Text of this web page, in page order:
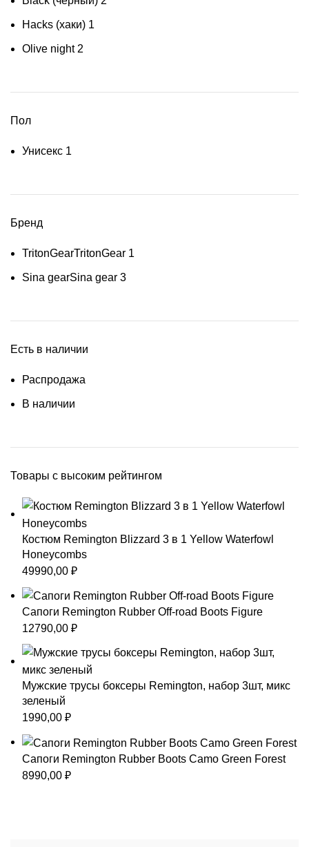
Hacks (хаки) 1
Olive night 2
Пол
Унисекс 1
Бренд
TritonGearTritonGear 1
Sina gearSina gear 3
Есть в наличии
Распродажа
В наличии
Товары с высоким рейтингом
Костюм Remington Blizzard 3 в 1 Yellow Waterfowl
Honeycombs
49990,00 ₽
Сапоги Remington Rubber Off-road Boots Figure
12790,00 ₽
Мужские трусы боксеры Remington, набор 3шт, микс
зеленый
1990,00 ₽
Сапоги Remington Rubber Boots Camo Green Forest
8990,00 ₽